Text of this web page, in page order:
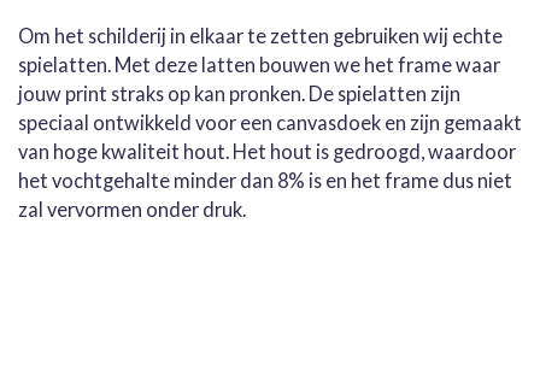
Om het schilderij in elkaar te zetten gebruiken wij echte
spielatten. Met deze latten bouwen we het frame waar
jouw print straks op kan pronken. De spielatten zijn
speciaal ontwikkeld voor een canvasdoek en zijn gemaakt
van hoge kwaliteit hout. Het hout is gedroogd, waardoor
het vochtgehalte minder dan 8% is en het frame dus niet
zal vervormen onder druk.